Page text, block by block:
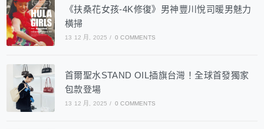
《扶桑花女孩-4K修復》男神豐川悅司暖男魅力
橫掃
13 12 月, 2025 / 0 COMMENTS
首爾聖水STAND OIL插旗台灣！全球首發獨家
包款登場
13 12 月, 2025 / 0 COMMENTS